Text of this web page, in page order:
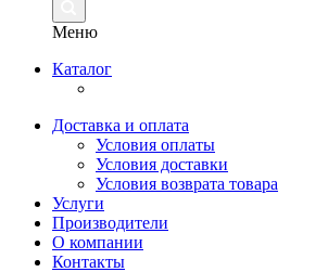
Меню
Каталог
Доставка и оплата
Условия оплаты
Условия доставки
Условия возврата товара
Услуги
Производители
О компании
Контакты